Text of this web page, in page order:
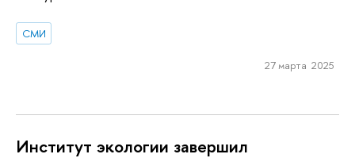
СМИ
27 марта 2025
Институт экологии завершил